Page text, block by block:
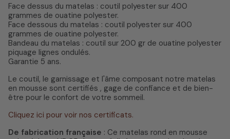
Face dessus du matelas : coutil polyester sur 400
grammes de ouatine polyester.
Face dessous du matelas : coutil polyester sur 400
grammes de ouatine polyester.
Bandeau du matelas : coutil sur 200 gr de ouatine polyester
piquage lignes ondulés.
Garantie 5 ans.
Le coutil, le garnissage et l'âme composant notre matelas
en mousse sont certifiés , gage de confiance et de bien-
être pour le confort de votre sommeil.
Cliquez ici pour voir nos certificats.
De fabrication française : Ce matelas rond en mousse